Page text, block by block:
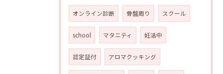
オンライン診断 骨盤周り スクール
school マタニティ 妊活中
認定証付 アロマクッキング